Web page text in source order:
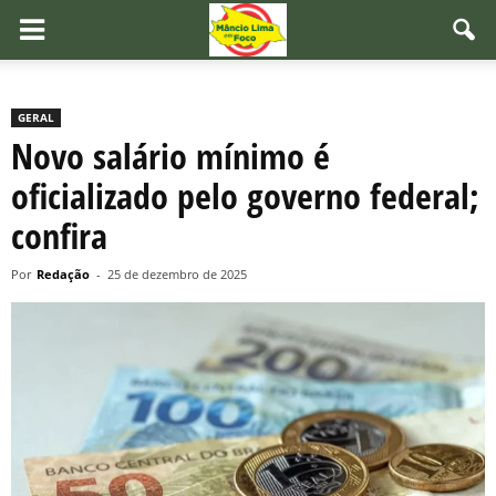
GERAL
Novo salário mínimo é
oficializado pelo governo federal;
confira
Por Redação - 25 de dezembro de 2025